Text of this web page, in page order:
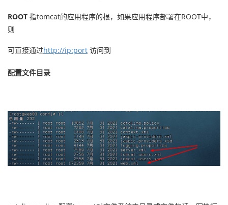
ROOT 指tomcat的应用程序的根，如果应用程序部署在ROOT中，
则
可直接通过http://ip:port 访问到
配置文件目录